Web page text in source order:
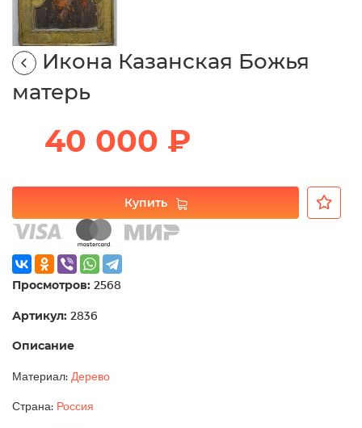
Икона Казанская Божья
матерь
40 000 ₽
Купить
Просмотров: 2568
Артикул: 2836
Описание
Материал: Дерево
Страна: Россия